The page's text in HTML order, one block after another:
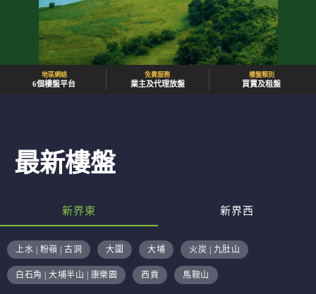
地區網絡
6個樓盤平台
免費服務
業主及代理放盤
樓盤類別
買賣及租盤
最新樓盤
新界東 新界西
上水 | 粉嶺 | 古洞 大圍 大埔 火炭 | 九肚山
白石角 | 大埔半山 | 康樂園 西貢 馬鞍山